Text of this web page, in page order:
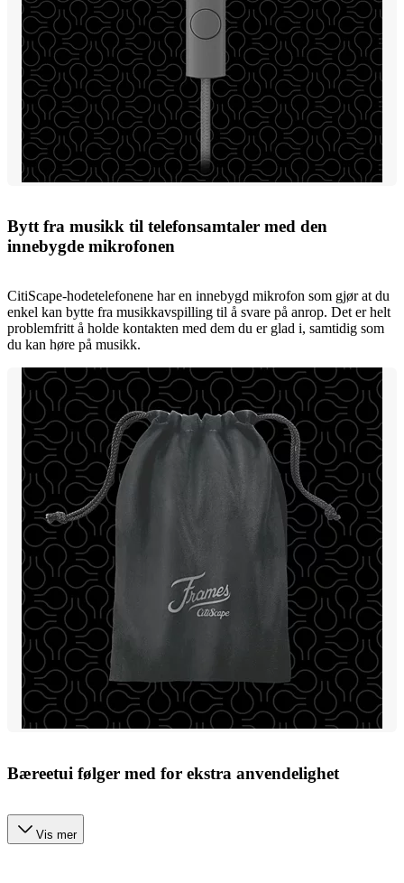
Bytt fra musikk til telefonsamtaler med den
innebygde mikrofonen
CitiScape-hodetelefonene har en innebygd mikrofon som gjør at du
enkel kan bytte fra musikkavspilling til å svare på anrop. Det er helt
problemfritt å holde kontakten med dem du er glad i, samtidig som
du kan høre på musikk.
Bæreetui følger med for ekstra anvendelighet
Vis mer